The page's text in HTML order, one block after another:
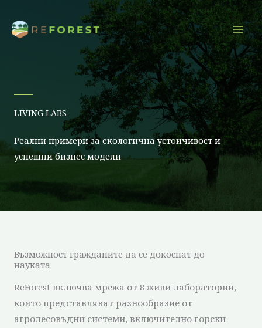
към
съдържанието
LIVING LABS
Реални примери за екологична устойчивост и
успешни бизнес модели
Възможност гражданите да се докоснат до
науката
ReForest включва мрежа от 8 живи лаборатории,
които представляват разнообразие от
агролесовъдни системи, включително горски